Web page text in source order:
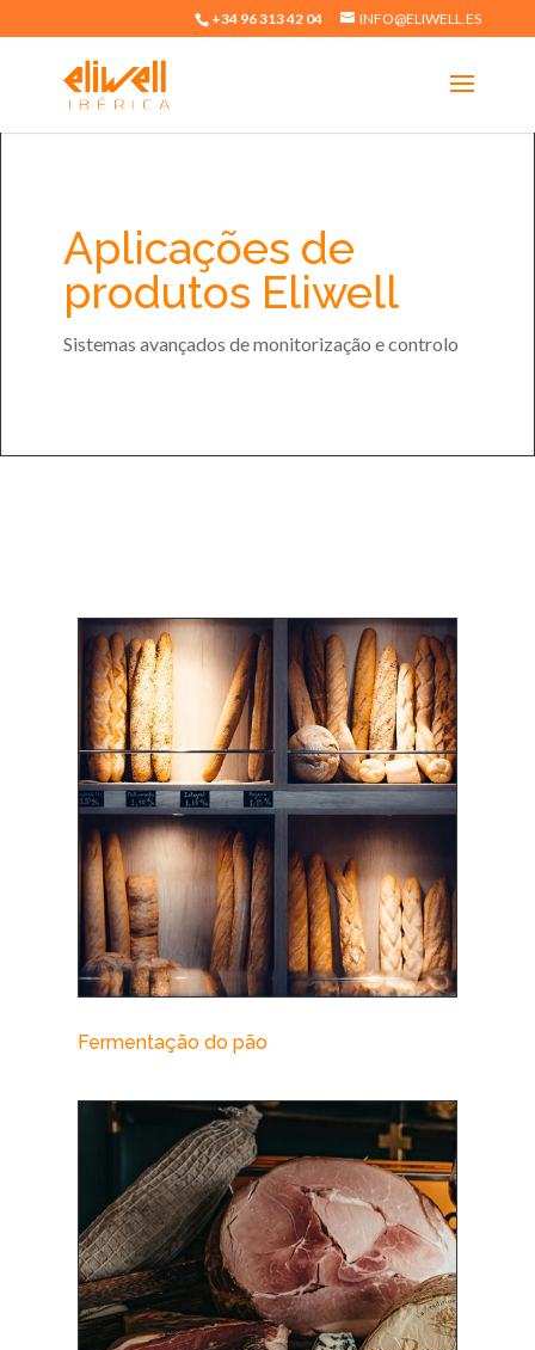
+34 96 313 42 04 INFO@ELIWELL.ES
Aplicações de
produtos Eliwell
Sistemas avançados de monitorização e controlo
Fermentação do pão